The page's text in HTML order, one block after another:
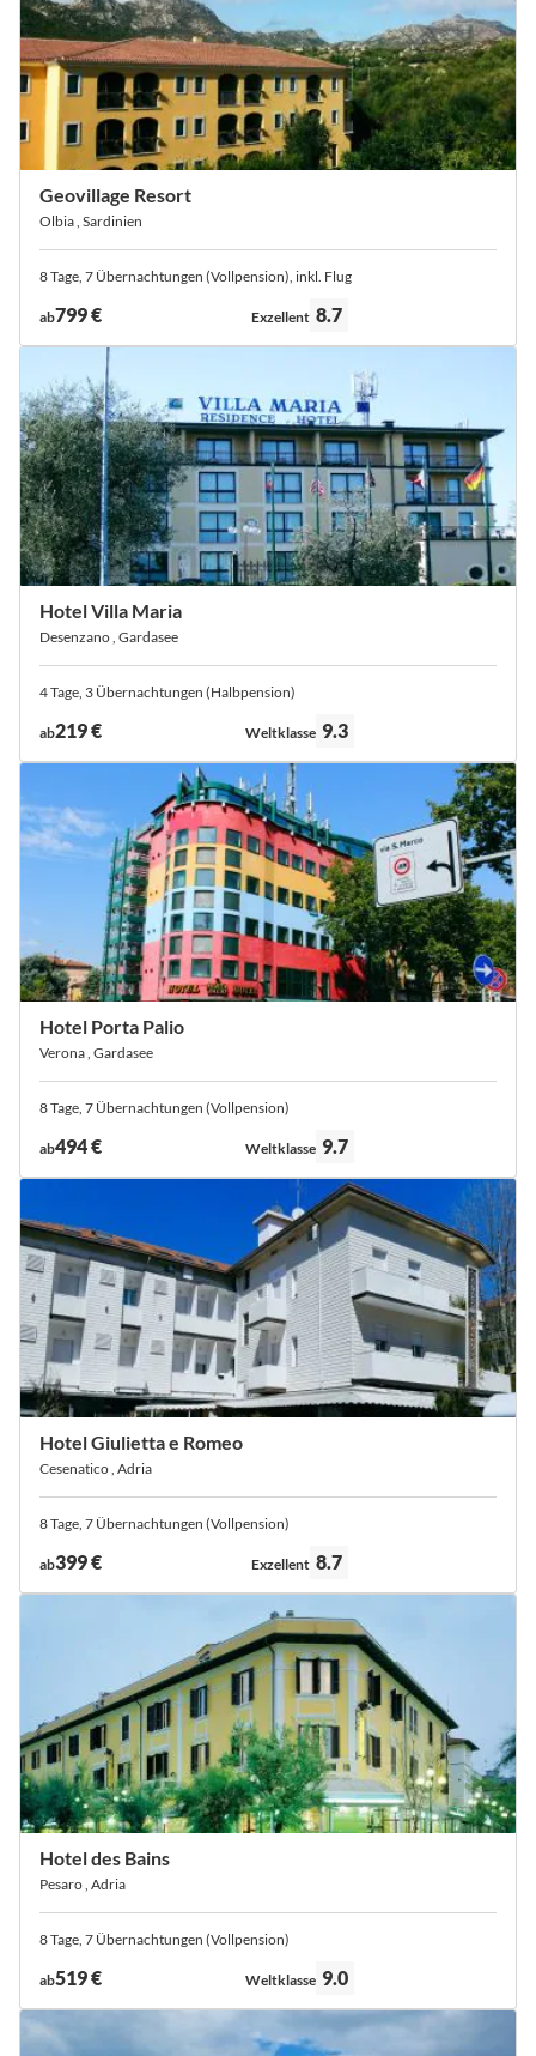
Geovillage Resort
Olbia , Sardinien
8 Tage, 7 Übernachtungen (Vollpension), inkl. Flug
ab799 € Bewertung:
Exzellent 8.7
Hotel Villa Maria
Desenzano , Gardasee
4 Tage, 3 Übernachtungen (Halbpension)
ab219 € Bewertung:
Weltklasse 9.3
Hotel Porta Palio
Verona , Gardasee
8 Tage, 7 Übernachtungen (Vollpension)
ab494 € Bewertung:
Weltklasse 9.7
Hotel Giulietta e Romeo
Cesenatico , Adria
8 Tage, 7 Übernachtungen (Vollpension)
ab399 € Bewertung:
Exzellent 8.7
Hotel des Bains
Pesaro , Adria
8 Tage, 7 Übernachtungen (Vollpension)
ab519 € Bewertung:
Weltklasse 9.0